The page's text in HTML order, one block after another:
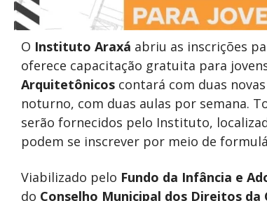
O Instituto Araxá abriu as inscrições
oferece capacitação gratuita para
Arquitetônicos contará com duas
noturno, com duas aulas por semana.
serão fornecidos pelo Instituto,
podem se inscrever por meio de
Viabilizado pelo Fundo da Infância e
do Conselho Municipal dos Direitos da